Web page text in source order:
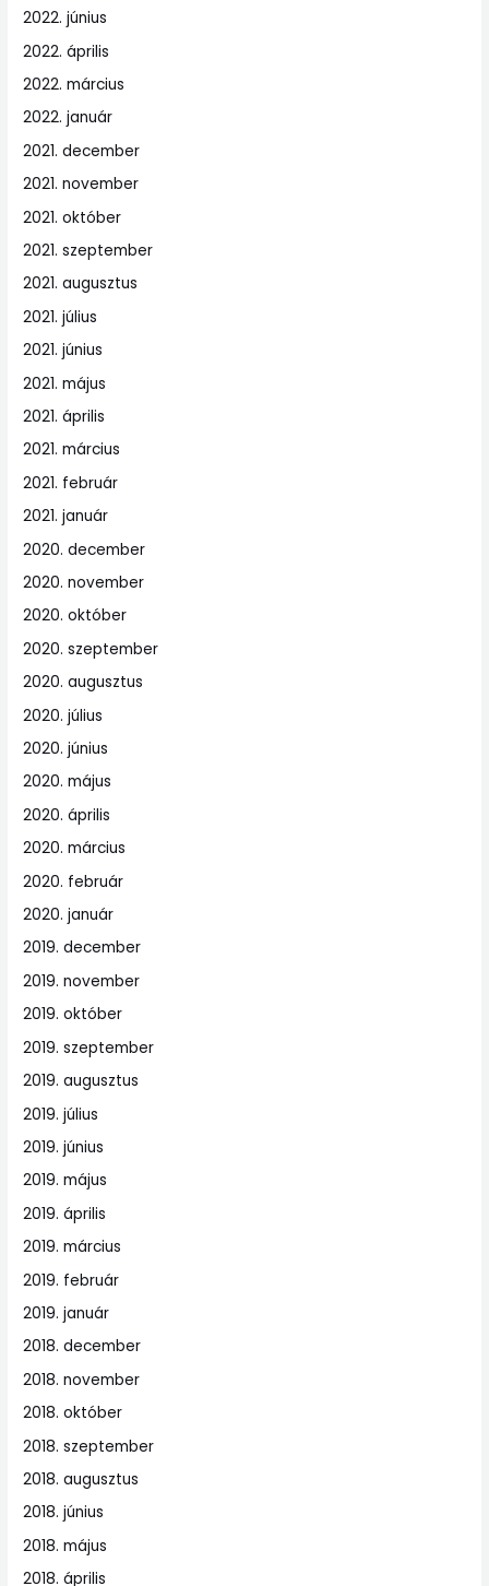
2022. június
2022. április
2022. március
2022. január
2021. december
2021. november
2021. október
2021. szeptember
2021. augusztus
2021. július
2021. június
2021. május
2021. április
2021. március
2021. február
2021. január
2020. december
2020. november
2020. október
2020. szeptember
2020. augusztus
2020. július
2020. június
2020. május
2020. április
2020. március
2020. február
2020. január
2019. december
2019. november
2019. október
2019. szeptember
2019. augusztus
2019. július
2019. június
2019. május
2019. április
2019. március
2019. február
2019. január
2018. december
2018. november
2018. október
2018. szeptember
2018. augusztus
2018. június
2018. május
2018. április